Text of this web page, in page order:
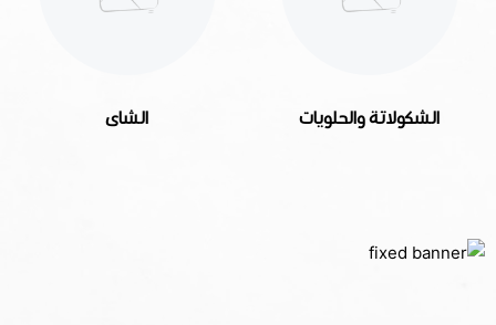
الشكولاتة والحلويات الشاى